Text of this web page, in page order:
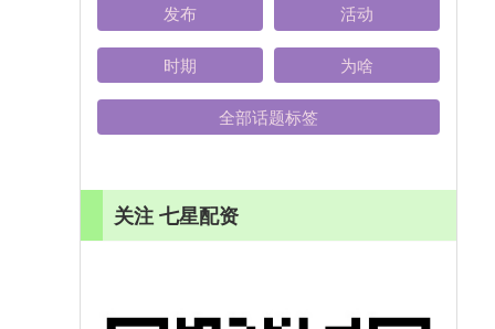
发布 活动
时期 为啥
全部话题标签
关注 七星配资